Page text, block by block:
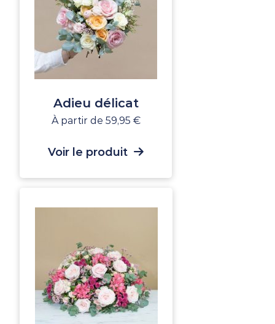
Adieu délicat
À partir de 59,95 €
Voir le produit